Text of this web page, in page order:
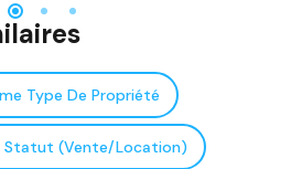
Type De Propriété
Statut (Vente/Location)